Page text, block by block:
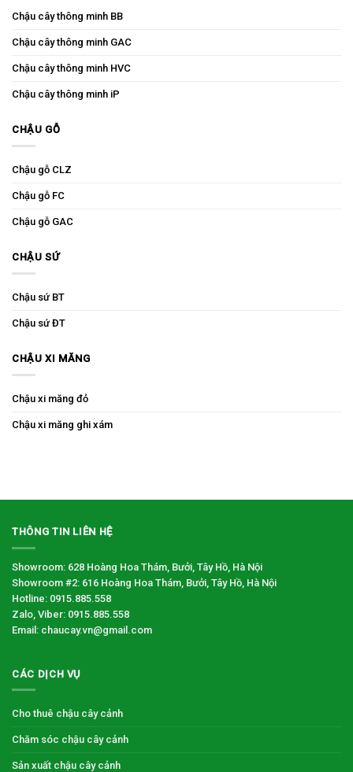
Chậu cây thông minh BB
Chậu cây thông minh GAC
Chậu cây thông minh HVC
Chậu cây thông minh iP
CHẬU GỖ
Chậu gỗ CLZ
Chậu gỗ FC
Chậu gỗ GAC
CHẬU SỨ
Chậu sứ BT
Chậu sứ ĐT
CHẬU XI MĂNG
Chậu xi măng đỏ
Chậu xi măng ghi xám
THÔNG TIN LIÊN HỆ
Showroom: 628 Hoàng Hoa Thám, Bưởi, Tây Hồ, Hà Nội
Showroom #2: 616 Hoàng Hoa Thám, Bưởi, Tây Hồ, Hà Nội
Hotline: 0915.885.558
Zalo, Viber: 0915.885.558
Email: chaucay.vn@gmail.com
CÁC DỊCH VỤ
Cho thuê chậu cây cảnh
Chăm sóc chậu cây cảnh
Sản xuất chậu cây cảnh